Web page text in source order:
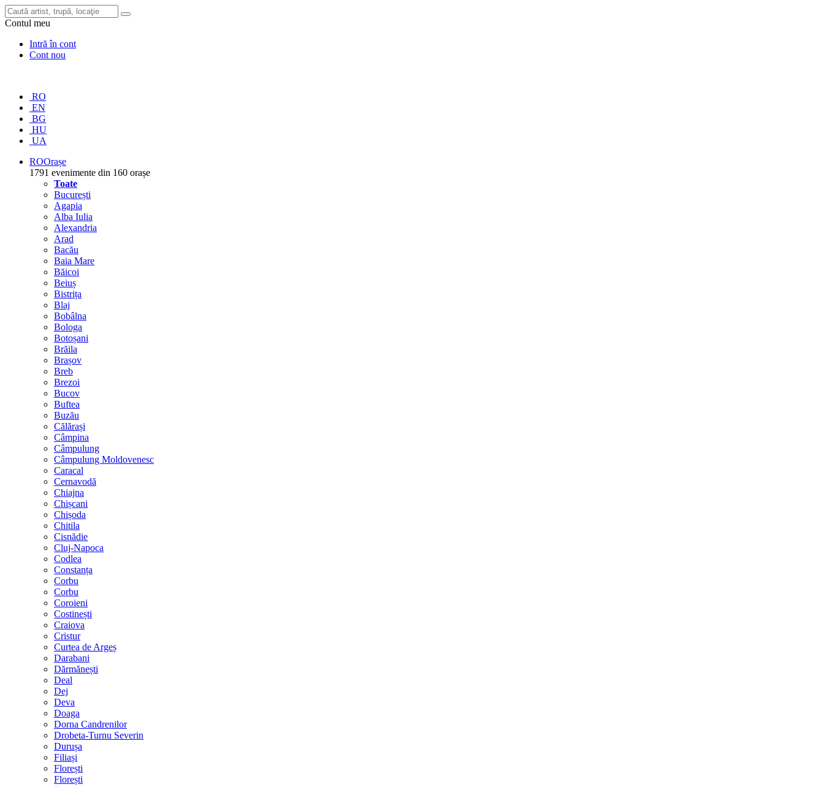
Contul meu
Intră în cont
Cont nou
RO
EN
BG
HU
UA
ROOrașe
1791 evenimente din 160 orașe
Toate
București
Agapia
Alba Iulia
Alexandria
Arad
Bacău
Baia Mare
Băicoi
Beiuș
Bistrița
Blaj
Bobâlna
Bologa
Botoșani
Brăila
Brașov
Breb
Brezoi
Bucov
Buftea
Buzău
Călărași
Câmpina
Câmpulung
Câmpulung Moldovenesc
Caracal
Cernavodă
Chiajna
Chișcani
Chișoda
Chitila
Cisnădie
Cluj-Napoca
Codlea
Constanța
Corbu
Corbu
Coroieni
Costinești
Craiova
Cristur
Curtea de Argeș
Darabani
Dărmănești
Deal
Dej
Deva
Doaga
Dorna Candrenilor
Drobeta-Turnu Severin
Durușa
Filiași
Florești
Florești